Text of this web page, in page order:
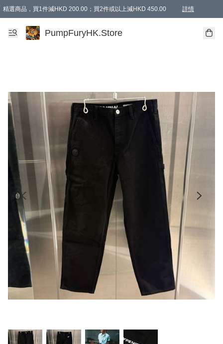
精選商品，買1件減HKD 200.00；買2件或以上減HKD 450.00 詳情
AAPE商品,會員專享9折或以上（按會員等級）AAPE products, members can
精選商品，任選買2件或以上減HKD 100.00
購物滿 HKD 800.00即享免運費優惠！（適用於 特定的送貨方式 )
PumpFuryHK.Store